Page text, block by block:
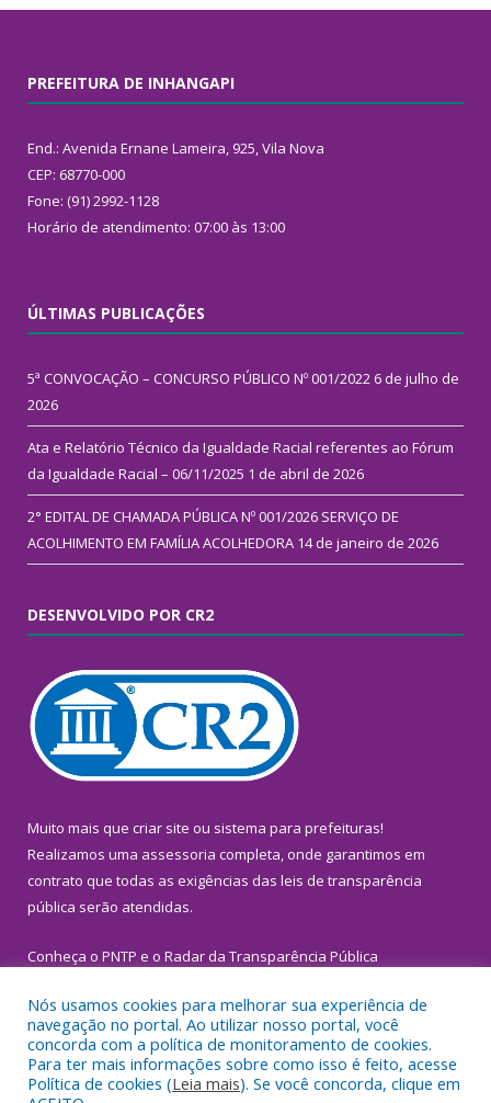
PREFEITURA DE INHANGAPI
End.: Avenida Ernane Lameira, 925, Vila Nova
CEP: 68770-000
Fone: (91) 2992-1128
Horário de atendimento: 07:00 às 13:00
ÚLTIMAS PUBLICAÇÕES
5ª CONVOCAÇÃO – CONCURSO PÚBLICO Nº 001/2022 6 de julho de
2026
Ata e Relatório Técnico da Igualdade Racial referentes ao Fórum
da Igualdade Racial – 06/11/2025 1 de abril de 2026
2° EDITAL DE CHAMADA PÚBLICA Nº 001/2026 SERVIÇO DE
ACOLHIMENTO EM FAMÍLIA ACOLHEDORA 14 de janeiro de 2026
DESENVOLVIDO POR CR2
Muito mais que criar site ou sistema para prefeituras!
Realizamos uma assessoria completa, onde garantimos em
contrato que todas as exigências das leis de transparência
pública serão atendidas.
Conheça o PNTP e o Radar da Transparência Pública
Todos os direitos reservados a Prefeitura Municipal de
Inhangapi.
Nós usamos cookies para melhorar sua experiência de
navegação no portal. Ao utilizar nosso portal, você
concorda com a política de monitoramento de cookies.
Para ter mais informações sobre como isso é feito, acesse
Política de cookies (Leia mais). Se você concorda, clique em